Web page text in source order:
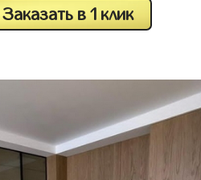
Заказать в 1 клик